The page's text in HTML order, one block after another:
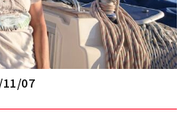
11/07